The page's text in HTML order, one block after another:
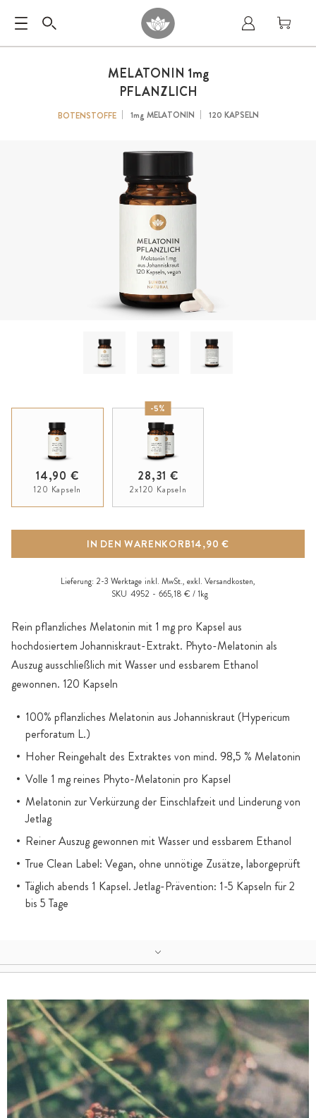
MELATONIN 1mg
PFLANZLICH
BOTENSTOFFE 1mg MELATONIN 120 KAPSELN
Rein pflanzliches Melatonin mit 1 mg pro Kapsel aus
hochdosiertem Johanniskraut-Extrakt. Phyto-Melatonin als
Auszug ausschließlich mit Wasser und essbarem Ethanol
gewonnen. 120 Kapseln
100% pflanzliches Melatonin aus Johanniskraut (Hypericum
perforatum L.)
Hoher Reingehalt des Extraktes von mind. 98,5 % Melatonin
Volle 1 mg reines Phyto-Melatonin pro Kapsel
Melatonin zur Verkürzung der Einschlafzeit und Linderung von
Jetlag
Reiner Auszug gewonnen mit Wasser und essbarem Ethanol
True Clean Label: Vegan, ohne unnötige Zusätze, laborgeprüft
Täglich abends 1 Kapsel. Jetlag-Prävention: 1-5 Kapseln für 2
bis 5 Tage
14,90 €
120 Kapseln
-5%
28,31 €
2x120 Kapseln
IN DEN WARENKORB14,90 €
Lieferung: 2-3 Werktage inkl. MwSt., exkl. Versandkosten,
SKU 4952 665,18 € / 1kg